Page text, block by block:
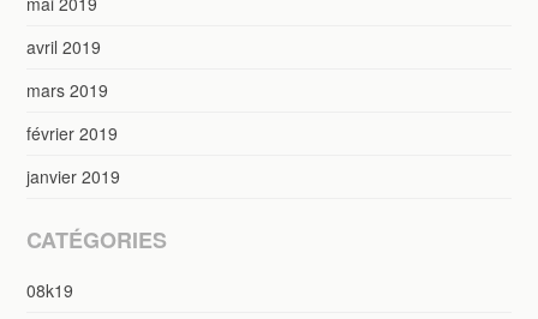
avril 2019
mars 2019
février 2019
janvier 2019
CATÉGORIES
08k19